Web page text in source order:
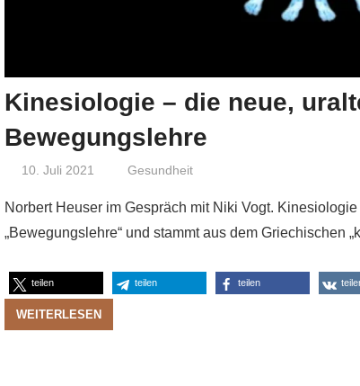
Kinesiologie – die neue,
Bewegungslehre
10. Juli 2021 Niki Vogt
Gesundheit
Norbert Heuser im Gespräch mit Niki Vogt.
„Bewegungslehre“ und stammt aus dem Griechischen
teilen teilen teilen
WEITERLESEN